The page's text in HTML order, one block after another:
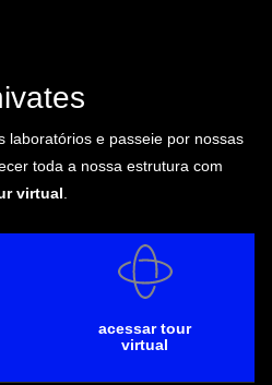
laboratórios e passeie por nossas
toda a nossa estrutura com
virtual
acessar tour
virtual